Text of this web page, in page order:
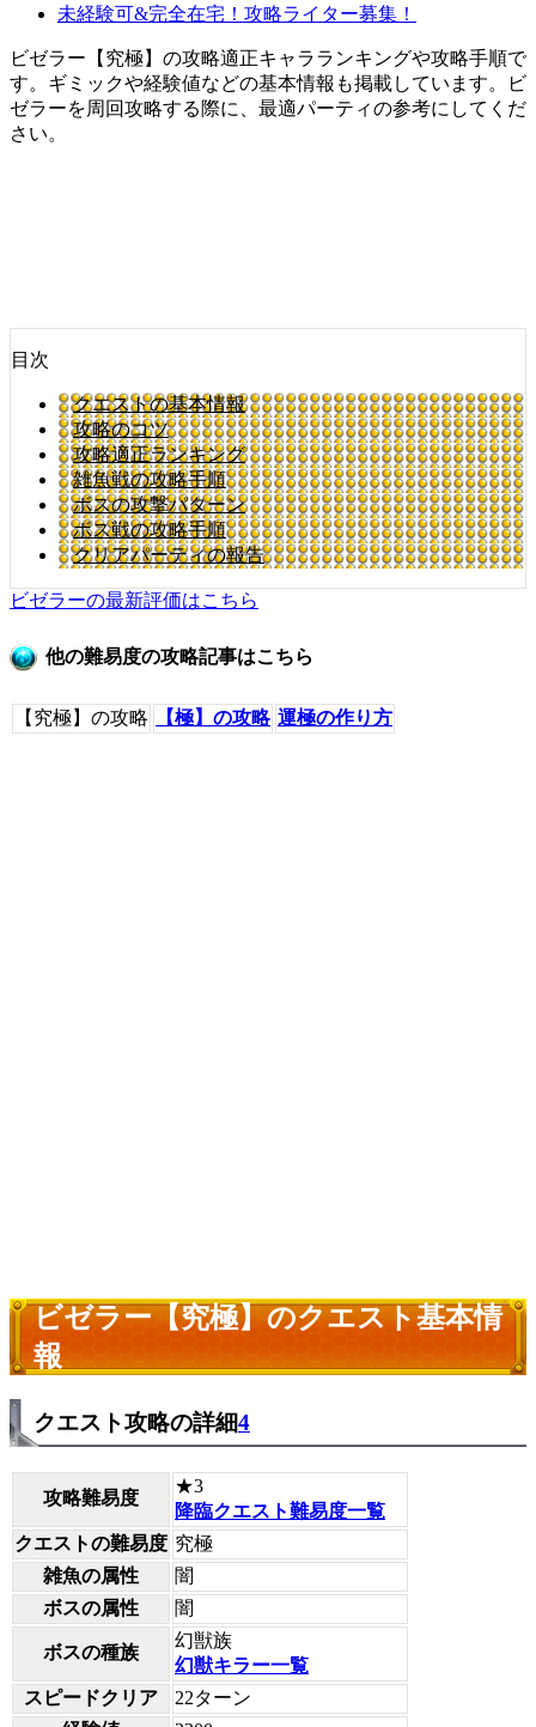
未経験可&完全在宅！攻略ライター募集！
ビゼラー【究極】の攻略適正キャラランキングや攻略手順で
す。ギミックや経験値などの基本情報も掲載しています。ビ
ゼラーを周回攻略する際に、最適パーティの参考にしてくだ
さい。
目次
クエストの基本情報
攻略のコツ
攻略適正ランキング
雑魚戦の攻略手順
ボスの攻撃パターン
ボス戦の攻略手順
クリアパーティの報告
ビゼラーの最新評価はこちら
他の難易度の攻略記事はこちら
【究極】の攻略 【極】の攻略 運極の作り方
ビゼラー【究極】のクエスト基本情
報
クエスト攻略の詳細4
攻略難易度
★3
降臨クエスト難易度一覧
クエストの難易度 究極
雑魚の属性
闇
ボスの属性
闇
ボスの種族
幻獣族
幻獣キラー一覧
スピードクリア
22ターン